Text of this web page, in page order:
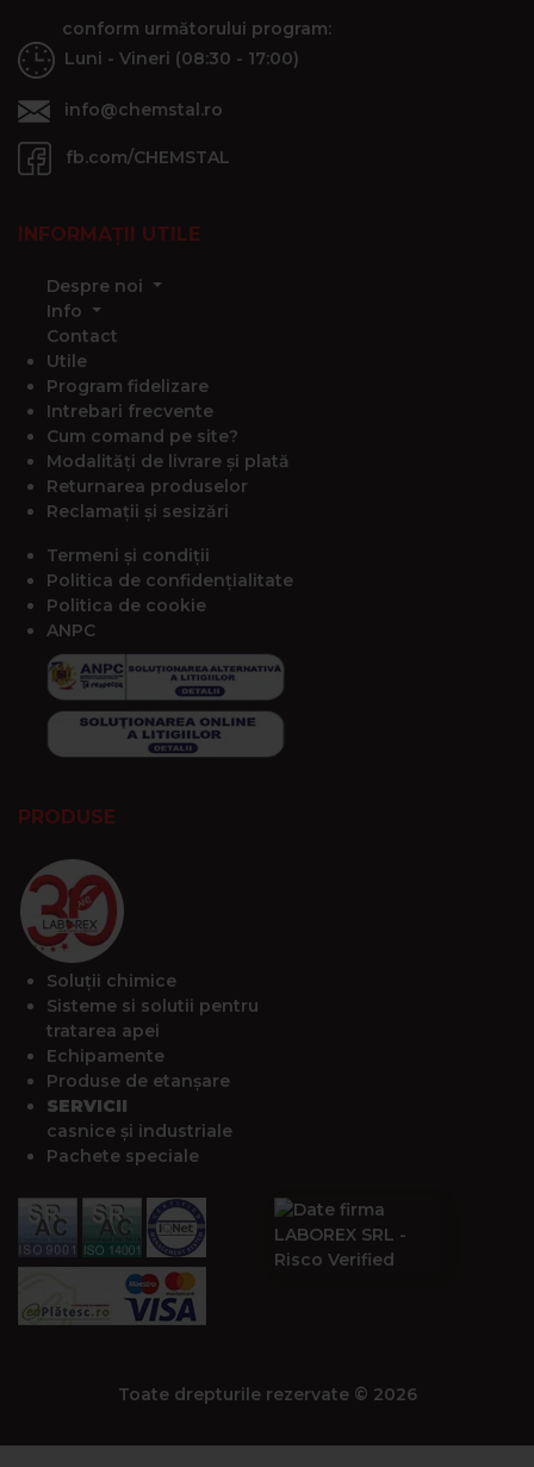
conform următorului program:
Luni - Vineri (08:30 - 17:00)
info@chemstal.ro
fb.com/CHEMSTAL
INFORMAȚII UTILE
Despre noi
Info
Contact
Utile
Program fidelizare
Intrebari frecvente
Cum comand pe site?
Modalități de livrare și plată
Returnarea produselor
Reclamații și sesizări
Termeni și condiții
Politica de confidențialitate
Politica de cookie
ANPC
PRODUSE
Soluții chimice
Sisteme si solutii pentru
tratarea apei
Echipamente
Produse de etanșare
SERVICII
casnice și industriale
Pachete speciale
Toate drepturile rezervate © 2026